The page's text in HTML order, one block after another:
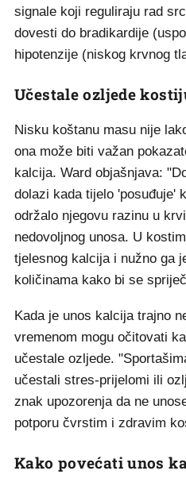
signale koji reguliraju rad
dovesti do bradikardije
hipotenzije (niskog krvnog
Učestale ozljede
Nisku koštanu masu nije
ona može biti važan
kalcija. Ward objašnjava:
dolazi kada tijelo 'posuđuje'
održalo njegovu razinu u
nedovoljnog unosa. U
tjelesnog kalcija i nužno ga
količinama kako bi se
Kada je unos kalcija trajno
vremenom mogu očitovati
učestale ozljede.
učestali stres-prijelomi ili
znak upozorenja da ne
potporu čvrstim i zdravim
Kako povećati unos